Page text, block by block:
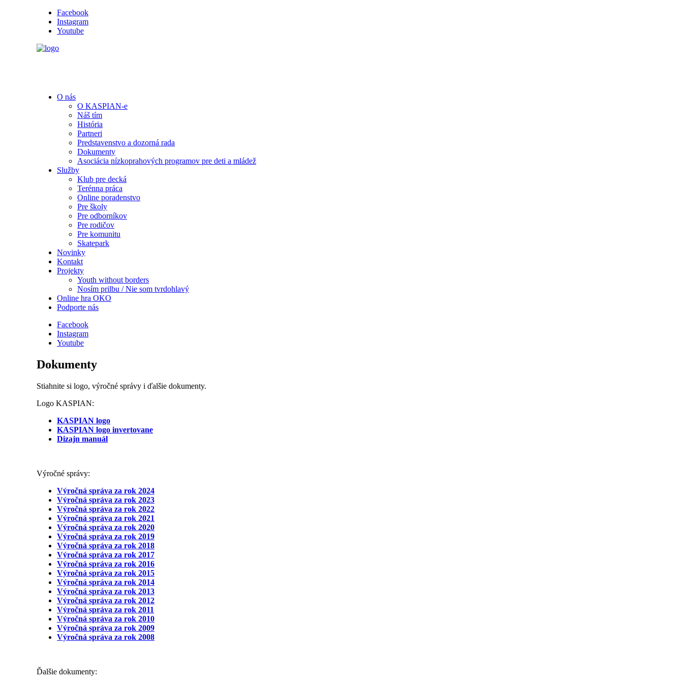
Facebook
Instagram
Youtube
O nás
O KASPIAN-e
Náš tím
História
Partneri
Predstavenstvo a dozorná rada
Dokumenty
Asociácia nízkoprahových programov pre deti a mládež
Služby
Klub pre decká
Terénna práca
Online poradenstvo
Pre školy
Pre odborníkov
Pre rodičov
Pre komunitu
Skatepark
Novinky
Kontakt
Projekty
Youth without borders
Nosím prilbu / Nie som tvrdohlavý
Online hra OKO
Podporte nás
Facebook
Instagram
Youtube
Dokumenty
Stiahnite si logo, výročné správy i ďalšie dokumenty.
Logo KASPIAN:
KASPIAN logo
KASPIAN logo invertovane
Dizajn manuál
Výročné správy:
Výročná správa za rok 2024
Výročná správa za rok 2023
Výročná správa za rok 2022
Výročná správa za rok 2021
Výročná správa za rok 2020
Výročná správa za rok 2019
Výročná správa za rok 2018
Výročná správa za rok 2017
Výročná správa za rok 2016
Výročná správa za rok 2015
Výročná správa za rok 2014
Výročná správa za rok 2013
Výročná správa za rok 2012
Výročná správa za rok 2011
Výročná správa za rok 2010
Výročná správa za rok 2009
Výročná správa za rok 2008
Ďalšie dokumenty: